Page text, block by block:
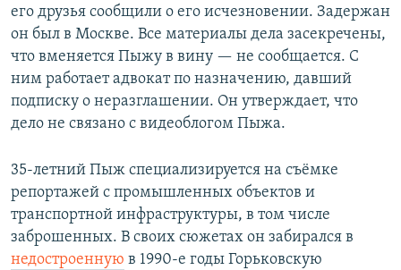
его друзья сообщили о его исчезновении. Задержан
он был в Москве. Все материалы дела засекречены,
что вменяется Пыжу в вину — не сообщается. С
ним работает адвокат по назначению, давший
подписку о неразглашении. Он утверждает, что
дело не связано с видеоблогом Пыжа.
35-летний Пыж специализируется на съёмке
репортажей с промышленных объектов и
транспортной инфраструктуры, в том числе
заброшенных. В своих сюжетах он забирался в
недостроенную в 1990-е годы Горьковскую